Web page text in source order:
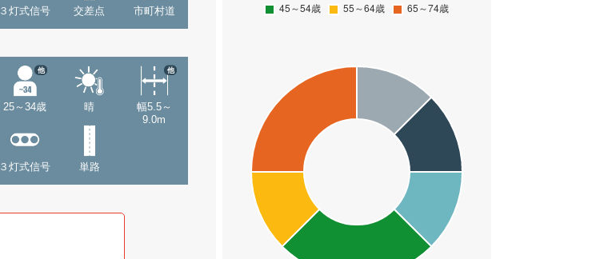
３灯式信号 交差点 市町村道
25～34歳
他
晴
幅5.5～
9.0m
他
３灯式信号 単路